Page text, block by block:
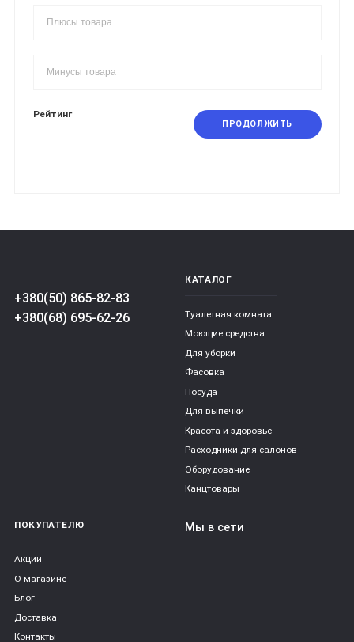
Рейтинг
ПРОДОЛЖИТЬ
+380(50) 865-82-83
+380(68) 695-62-26
КАТАЛОГ
Туалетная комната
Моющие средства
Для уборки
Фасовка
Посуда
Для выпечки
Красота и здоровье
Расходники для салонов
Оборудование
Канцтовары
ПОКУПАТЕЛЮ
Акции
О магазине
Блог
Доставка
Контакты
Мы в сети